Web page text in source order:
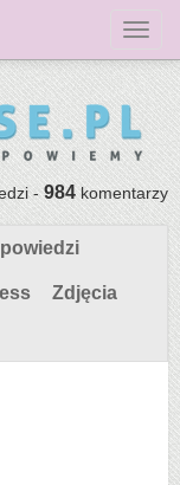
-984komentarzy
Zdjęcia